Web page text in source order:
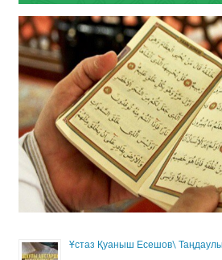
Ұстаз Қуаныш Есешов\ Таңдаулы